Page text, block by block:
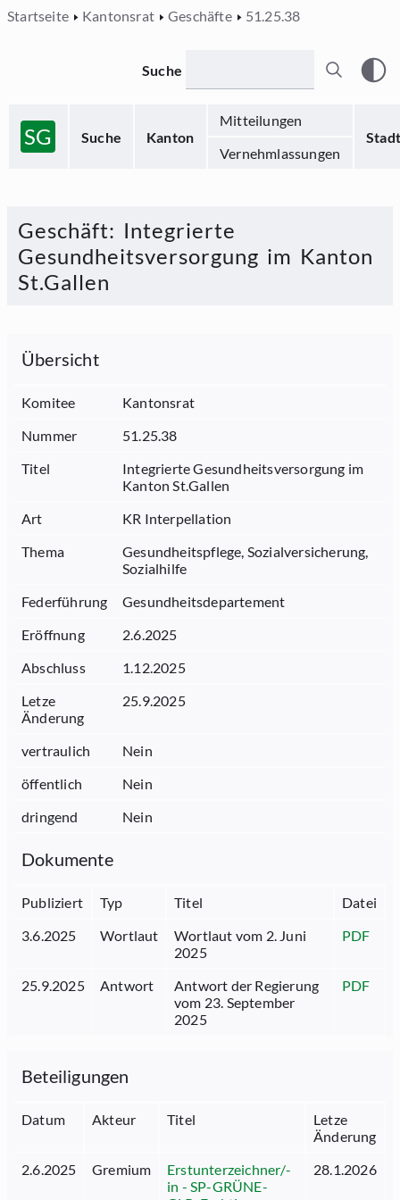
Startseite Kantonsrat Geschäfte 51.25.38
SG Suche Kanton
Mitteilungen
Stadt
Vernehmlassungen
Suche
Geschäft: Integrierte
Gesundheitsversorgung im Kanton
St.Gallen
Übersicht
Komitee
Kantonsrat
Nummer
51.25.38
Titel
Integrierte Gesundheitsversorgung im
Kanton St.Gallen
Art
KR Interpellation
Thema
Gesundheitspflege, Sozialversicherung,
Sozialhilfe
Federführung
Gesundheitsdepartement
Eröffnung
2.6.2025
Abschluss
1.12.2025
Letze
Änderung
25.9.2025
vertraulich
Nein
öffentlich
Nein
dringend
Nein
Dokumente
Publiziert Typ Titel
Datei
3.6.2025
Wortlaut
Wortlaut vom 2. Juni
2025
PDF
25.9.2025 Antwort
Antwort der Regierung
vom 23. September
2025
PDF
Beteiligungen
Datum Akteur Titel
Letze
Änderung
2.6.2025
Gremium
Erstunterzeichner/-
in - SP-GRÜNE-
28.1.2026